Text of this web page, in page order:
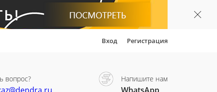
Вход Регистрация
вопрос? Напишите нам